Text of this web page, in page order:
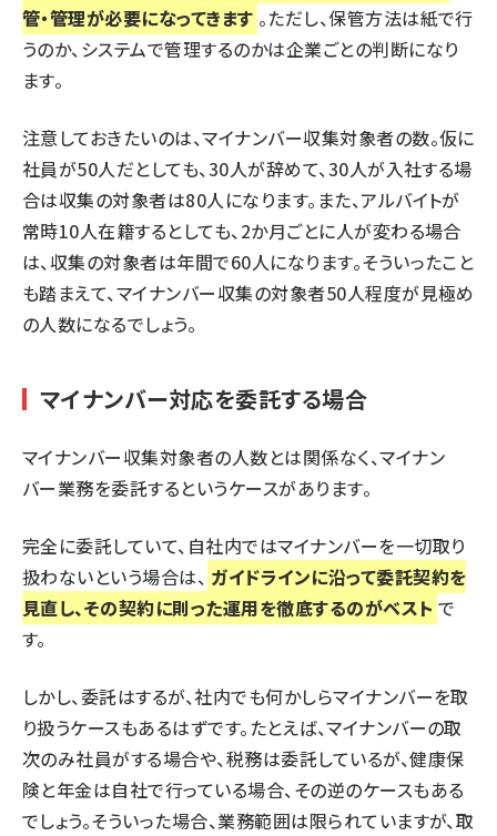
管・管理が必要になってきます 。ただし、保管方法は紙で行
うのか、システムで管理するのかは企業ごとの判断になり
ます。
注意しておきたいのは、マイナンバー収集対象者の数。仮に
社員が50人だとしても、30人が辞めて、30人が入社する場
合は収集の対象者は80人になります。また、アルバイトが
常時10人在籍するとしても、2か月ごとに人が変わる場合
は、収集の対象者は年間で60人になります。そういったこと
も踏まえて、マイナンバー収集の対象者50人程度が見極め
の人数になるでしょう。
マイナンバー対応を委託する場合
マイナンバー収集対象者の人数とは関係なく、マイナン
バー業務を委託するというケースがあります。
完全に委託していて、自社内ではマイナンバーを一切取り
扱わないという場合は、 ガイドラインに沿って委託契約を
見直し、その契約に則った運用を徹底するのがベスト で
す。
しかし、委託はするが、社内でも何かしらマイナンバーを取
り扱うケースもあるはずです。たとえば、マイナンバーの取
次のみ社員がする場合や、税務は委託しているが、健康保
険と年金は自社で行っている場合、その逆のケースもある
でしょう。そういった場合、業務範囲は限られていますが、取